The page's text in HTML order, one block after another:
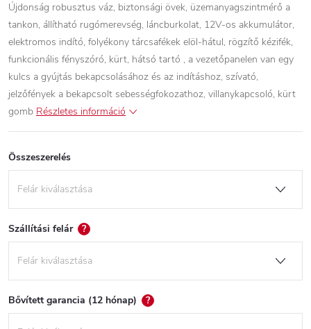
Újdonság robusztus váz, biztonsági övek, üzemanyagszintmérő a
tankon, állítható rugómerevség, láncburkolat, 12V-os akkumulátor,
elektromos indító, folyékony tárcsafékek elöl-hátul, rögzítő kézifék,
funkcionális fényszóró, kürt, hátsó tartó , a vezetőpanelen van egy
kulcs a gyújtás bekapcsolásához és az indításhoz, szívató,
jelzőfények a bekapcsolt sebességfokozathoz, villanykapcsoló, kürt
gomb Részletes információ
Összeszerelés
Szállítási felár ?
Bővített garancia (12 hónap) ?